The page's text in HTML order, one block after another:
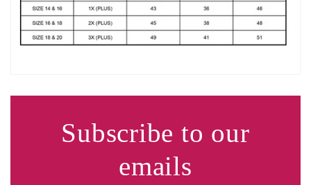
Subscribe to our
emails